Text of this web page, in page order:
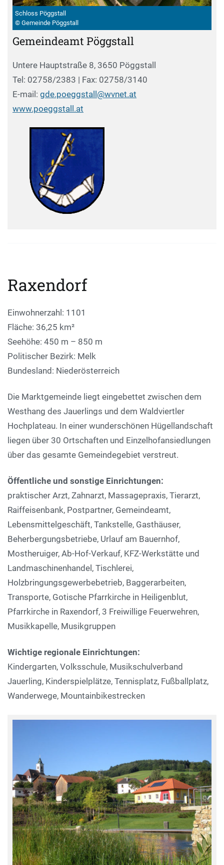
Schloss Pöggstall
© Gemeinde Pöggstall
Gemeindeamt Pöggstall
Untere Hauptstraße 8, 3650 Pöggstall
Tel: 02758/2383 | Fax: 02758/3140
E-mail: gde.poeggstall@wvnet.at
www.poeggstall.at
Raxendorf
Einwohnerzahl: 1101
Fläche: 36,25 km²
Seehöhe: 450 m – 850 m
Politischer Bezirk: Melk
Bundesland: Niederösterreich
Die Marktgemeinde liegt eingebettet zwischen dem
Westhang des Jauerlings und dem Waldviertler
Hochplateau. In einer wunderschönen Hügellandschaft
liegen über 30 Ortschaften und Einzelhofansiedlungen
über das gesamte Gemeindegebiet verstreut.
Öffentliche und sonstige Einrichtungen:
praktischer Arzt, Zahnarzt, Massagepraxis, Tierarzt,
Raiffeisenbank, Postpartner, Gemeindeamt,
Lebensmittelgeschäft, Tankstelle, Gasthäuser,
Beherbergungsbetriebe, Urlauf am Bauernhof,
Mostheruiger, Ab-Hof-Verkauf, KFZ-Werkstätte und
Landmaschinenhandel, Tischlerei,
Holzbringungsgewerbebetrieb, Baggerarbeiten,
Transporte, Gotische Pfarrkirche in Heiligenblut,
Pfarrkirche in Raxendorf, 3 Freiwillige Feuerwehren,
Musikkapelle, Musikgruppen
Wichtige regionale Einrichtungen:
Kindergarten, Volksschule, Musikschulverband
Jauerling, Kinderspielplätze, Tennisplatz, Fußballplatz,
Wanderwege, Mountainbikestrecken